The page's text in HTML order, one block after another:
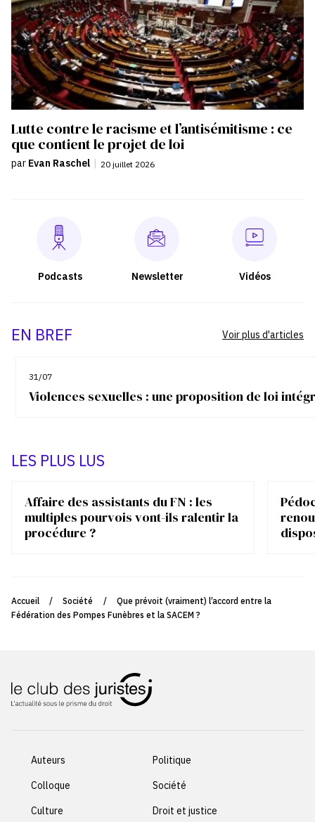
Lutte contre le racisme et l’antisémitisme : ce
que contient le projet de loi
par Evan Raschel | 20 juillet 2026
Podcasts Newsletter Vidéos
EN BREF
31/07
Violences sexuelles : une proposition de loi
Voir plus d'articles
LES PLUS LUS
Affaire des assistants du FN : les
multiples pourvois vont-ils ralentir la
procédure ?
Accueil / Société /
Que prévoit (vraiment) l’accord entre la
Fédération des Pompes Funèbres et la SACEM ?
Auteurs
Colloque
Culture
Politique
Société
Droit et justice